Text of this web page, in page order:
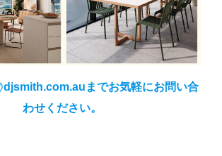
までお気軽にお問い合
わせください。